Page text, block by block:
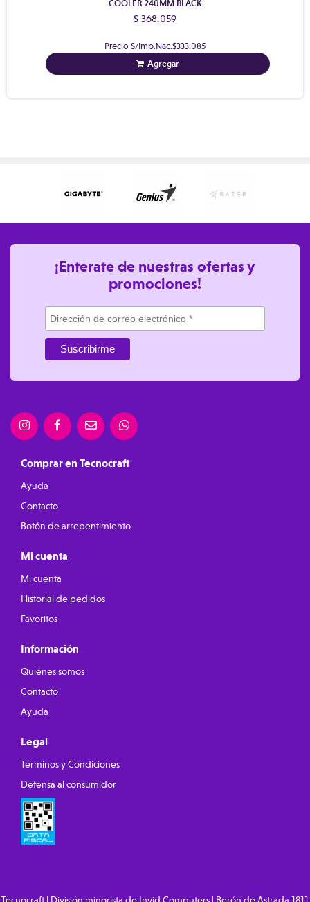
COOLER 240MM BLACK
$ 368.059
Precio S/Imp.Nac.$333.085
Agregar
¡Enterate de nuestras ofertas y
promociones!
Comprar en Tecnocraft
Ayuda
Contacto
Botón de arrepentimiento
Mi cuenta
Mi cuenta
Historial de pedidos
Favoritos
Información
Quiénes somos
Contacto
Ayuda
Legal
Términos y Condiciones
Defensa al consumidor